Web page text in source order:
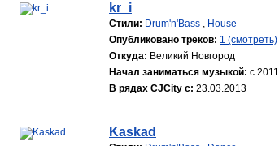
kr_i
Стили: Drum'n'Bass , House
Опубликовано треков: 1 (смотреть)
Откуда: Великий Новгород
Начал заниматься музыкой: с 2011
В рядах CJCity с: 23.03.2013
Kaskad